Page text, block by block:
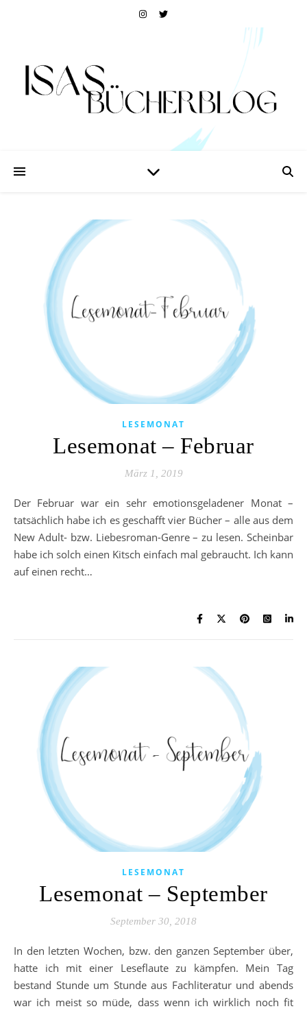
LESEMONAT
Lesemonat – Februar
März 1, 2019
Der Februar war ein sehr emotionsgeladener Monat –
tatsächlich habe ich es geschafft vier Bücher – alle aus dem
New Adult- bzw. Liebesroman-Genre – zu lesen. Scheinbar
habe ich solch einen Kitsch einfach mal gebraucht. Ich kann
auf einen recht…
LESEMONAT
Lesemonat – September
September 30, 2018
In den letzten Wochen, bzw. den ganzen September über,
hatte ich mit einer Leseflaute zu kämpfen. Mein Tag
bestand Stunde um Stunde aus Fachliteratur und abends
war ich meist so müde, dass wenn ich wirklich noch fit